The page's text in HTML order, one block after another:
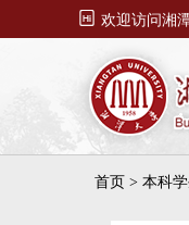
 欢迎访问湘
首页 > 本科